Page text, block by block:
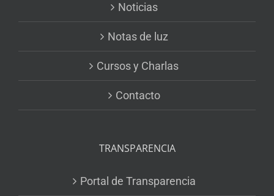
Noticias
Notas de luz
Cursos y Charlas
Contacto
TRANSPARENCIA
Portal de Transparencia